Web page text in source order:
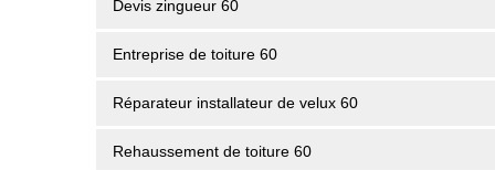
Devis zingueur 60
Entreprise de toiture 60
Réparateur installateur de velux 60
Rehaussement de toiture 60